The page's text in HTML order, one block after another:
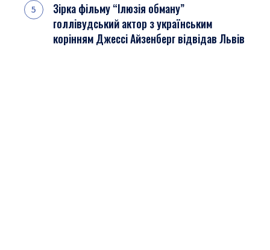
Зірка фільму “Ілюзія обману”
голлівудський актор з українським
корінням Джессі Айзенберг відвідав Львів